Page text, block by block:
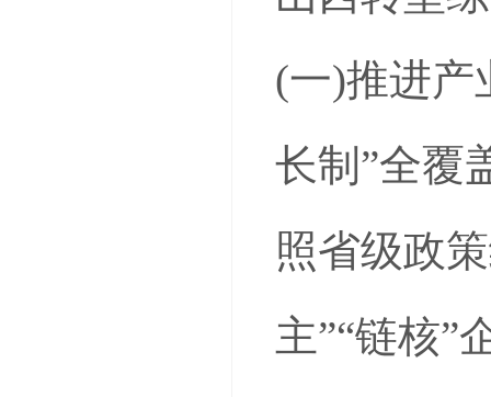
(一)推进产
长制”全覆
照省级政
主”“链核”